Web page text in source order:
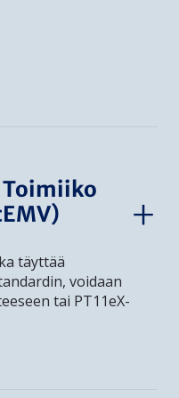
Toimiiko
täyttää
voidaan
tai PT11eX-